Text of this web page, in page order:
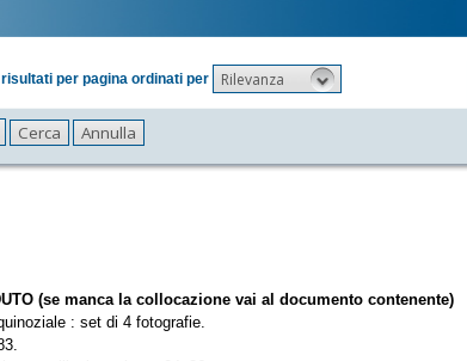
risultati per pagina ordinati per Rilevanza